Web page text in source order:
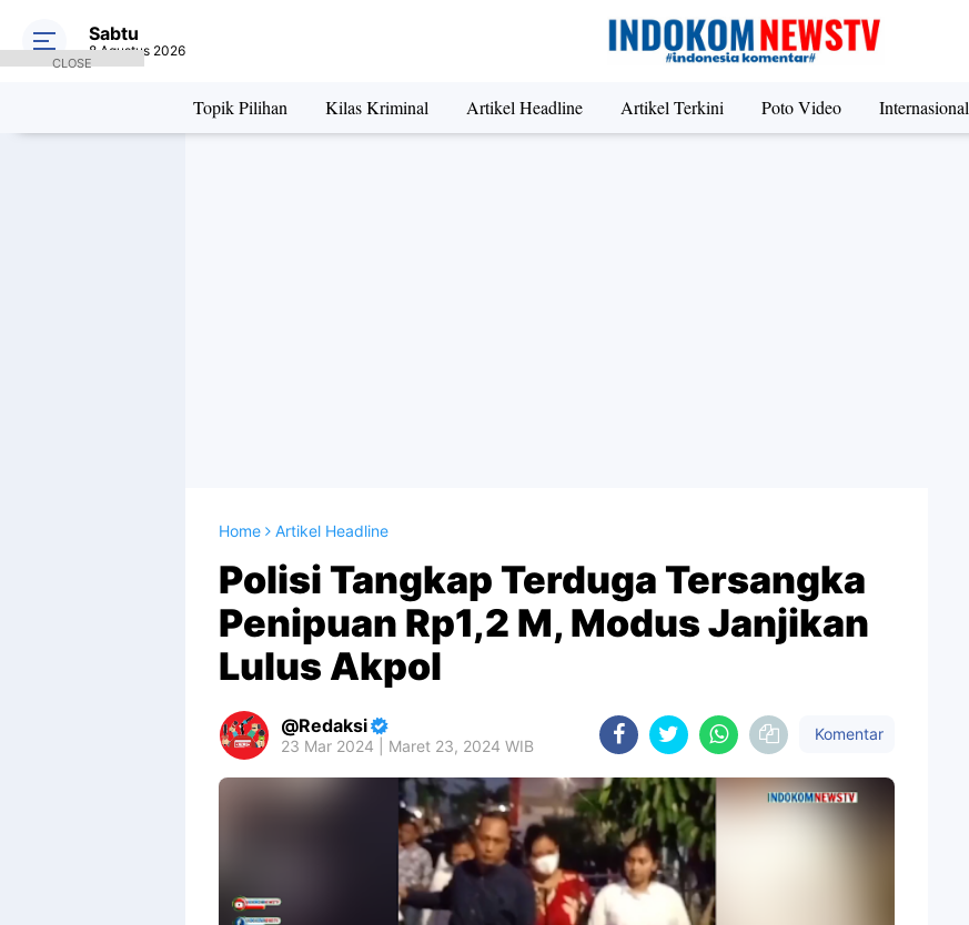
Sabtu
8 Agustus 2026
Topik Pilihan Kilas Kriminal Artikel Headline Artikel Terkini Poto Video Internasional
Home Artikel Headline
Polisi Tangkap Terduga Tersangka
Penipuan Rp1,2 M, Modus Janjikan
Lulus Akpol
Redaksi
23 Mar 2024 | Maret 23, 2024 WIB
Komentar
CLOSE